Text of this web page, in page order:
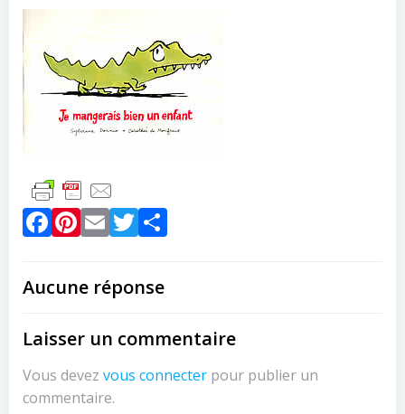
Facebook
Pinterest
EmailTwitter
Aucune réponse
Laisser un commentaire
Vous devez vous connecter pour publier un
commentaire.